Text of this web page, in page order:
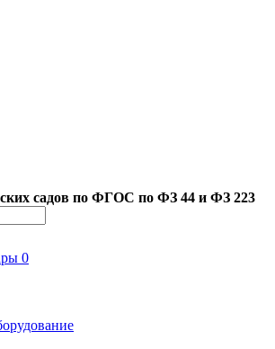
садов по ФГОC по ФЗ 44 и ФЗ 223
0